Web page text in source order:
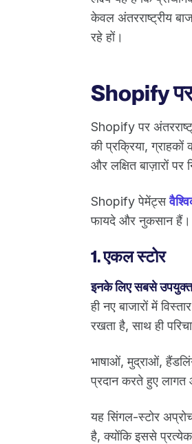
केवल अंतरराष्ट्रीय
रहे हों।
Shopify पर
Shopify पर
की प्रक्रिया,
और लक्षित बाज़ारों पर
Shopify पेमेंट्स
फायदे और नुकसान हैं।
1. एकल स्टोर
इनके लिए सबसे
ही नए बाजारों में
रखता है, साथ ही
भाषाओं, मुद्राओं,
प्रदान करते हुए
यह सिंगल-स्टोर
है, क्योंकि इससे